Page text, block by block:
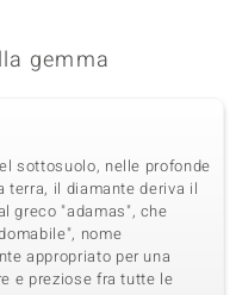
gemma
sottosuolo, nelle profonde
terra, il diamante deriva il
greco "adamas", che
nome
appropriato per una
e preziose fra tutte le